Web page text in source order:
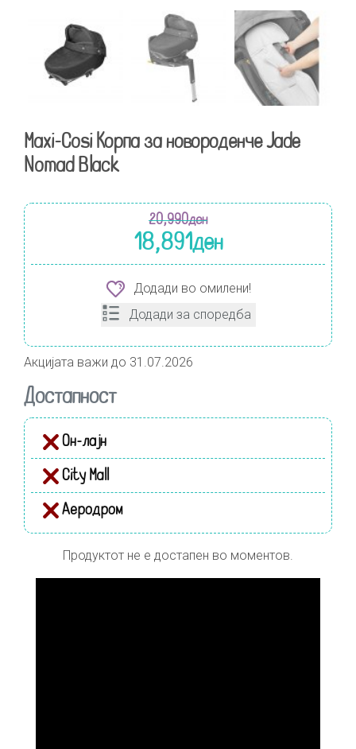
Maxi-Cosi Корпа за новороденче Jade
Nomad Black
20,990ден
18,891ден
Додади во омилени!
Додади за споредба
Акцијата важи до 31.07.2026
Достапност
Он-лајн
City Mall
Аеродром
Продуктот не е достапен во моментов.